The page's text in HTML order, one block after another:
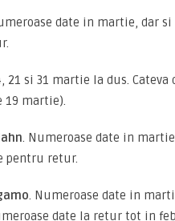
date in martie, dar
21 si 31 martie la dus.
19 martie).
. Numeroase date in
pentru retur.
. Numeroase date in
date la retur tot in